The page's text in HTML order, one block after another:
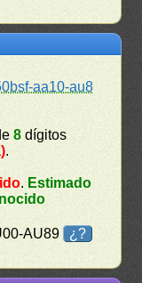
aa10-au8
8 dígitos
.
. Estimado
AU89 ¿?